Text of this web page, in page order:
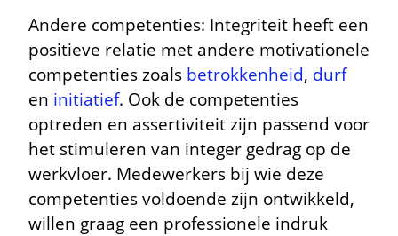
Andere competenties: Integriteit heeft een
positieve relatie met andere motivationele
competenties zoals betrokkenheid, durf
en initiatief. Ook de competenties
optreden en assertiviteit zijn passend voor
het stimuleren van integer gedrag op de
werkvloer. Medewerkers bij wie deze
competenties voldoende zijn ontwikkeld,
willen graag een professionele indruk